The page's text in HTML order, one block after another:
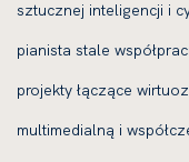
sztucznej inteligencji i
pianista stale
projekty łączące
multimedialną i